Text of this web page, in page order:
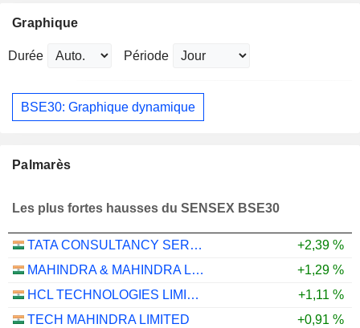
Graphique
Durée Période
BSE30: Graphique dynamique
Palmarès
Les plus fortes hausses du SENSEX BSE30
TATA CONSULTANCY SERVICES LTD.
+2,39 %
MAHINDRA & MAHINDRA LIMITED
+1,29 %
HCL TECHNOLOGIES LIMITED
+1,11 %
TECH MAHINDRA LIMITED
+0,91 %